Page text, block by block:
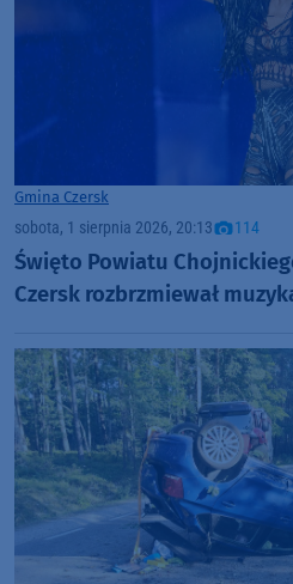
Gmina Czersk
sobota, 1 sierpnia 2026, 20:13 114
Święto Powiatu
Czersk rozbrzmiewał